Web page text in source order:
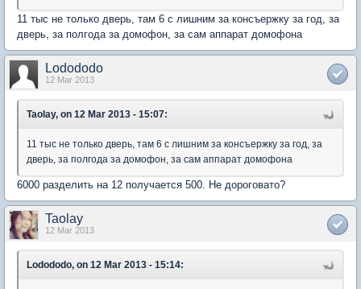
11 тыс не только дверь, там 6 с лишним за консъержку за год, за
дверь, за полгода за домофон, за сам аппарат домофона
Lodododo
12 Mar 2013
Taolay, on 12 Mar 2013 - 15:07:
11 тыс не только дверь, там 6 с лишним за консъержку за год, за
дверь, за полгода за домофон, за сам аппарат домофона
6000 разделить на 12 получается 500. Не дороговато?
Taolay
12 Mar 2013
Lodododo, on 12 Mar 2013 - 15:14: